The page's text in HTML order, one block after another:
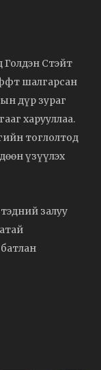
Голдэн Стэйт
шалгарсан
дүр зураг
харууллаа.
тоглолтод
үзүүлэх
залуу